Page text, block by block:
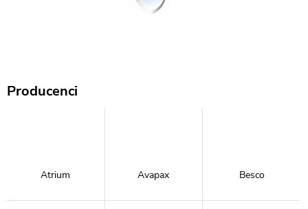
Producenci
Atrium Avapax Besco